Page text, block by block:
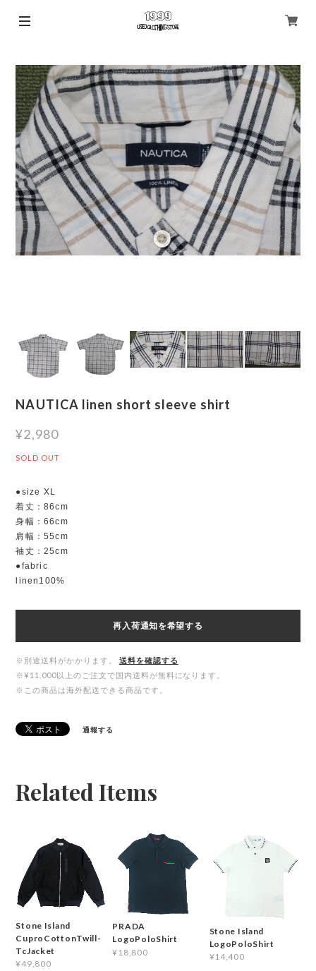
NAUTICA linen short sleeve shirt
¥2,980
SOLD OUT
●size XL
着丈：86cm
身幅：66cm
肩幅：55cm
袖丈：25cm
●fabric
linen100%
再入荷通知を希望する
※別途送料がかかります。
送料を確認する
※¥11,000以上のご注文で国内送料が無料になります。
※この商品は海外配送できる商品です。
通報する
Related Items
Stone Island
CuproCottonTwill-
TcJacket
¥49,800
PRADA
LogoPoloShirt
¥18,800
Stone Island
LogoPoloShirt
¥14,400